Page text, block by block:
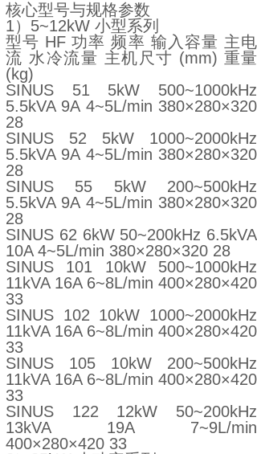
核心型号与规格参数
1）5~12kW 小型系列
型号 HF 功率 频率 输入容量 主电
流 水冷流量 主机尺寸 (mm) 重量
(kg)
SINUS 51 5kW 500~1000kHz
5.5kVA 9A 4~5L/min 380×280×320
28
SINUS 52 5kW 1000~2000kHz
5.5kVA 9A 4~5L/min 380×280×320
28
SINUS 55 5kW 200~500kHz
5.5kVA 9A 4~5L/min 380×280×320
28
SINUS 62 6kW 50~200kHz 6.5kVA
10A 4~5L/min 380×280×320 28
SINUS 101 10kW 500~1000kHz
11kVA 16A 6~8L/min 400×280×420
33
SINUS 102 10kW 1000~2000kHz
11kVA 16A 6~8L/min 400×280×420
33
SINUS 105 10kW 200~500kHz
11kVA 16A 6~8L/min 400×280×420
33
SINUS 122 12kW 50~200kHz
13kVA 19A 7~9L/min
400×280×420 33